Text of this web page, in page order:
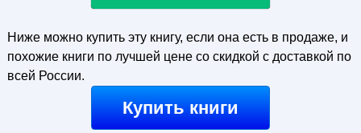
Ниже можно купить эту книгу, если она есть в продаже, и
похожие книги по лучшей цене со скидкой с доставкой по
всей России.
Купить книги